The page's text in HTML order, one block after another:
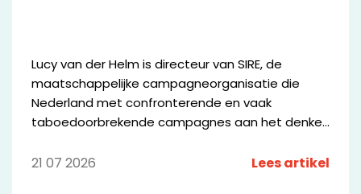
Lucy van der Helm is directeur van SIRE, de
maatschappelijke campagneorganisatie die
Nederland met confronterende en vaak
taboedoorbrekende campagnes aan het denken
breed netwerk van media-, communicatie-,
21 07 2026 Lees artikel